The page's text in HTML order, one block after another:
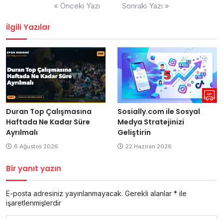
« Önceki Yazı Sonraki Yazı »
İlgili Yazılar
Duran Top Çalışmasına
Haftada Ne Kadar Süre
Ayrılmalı
6 Ağustos 2026
Sosially.com ile Sosyal
Medya Stratejinizi
Geliştirin
22 Haziran 2026
Bir yanıt yazın
E-posta adresiniz yayınlanmayacak. Gerekli alanlar * ile
işaretlenmişlerdir